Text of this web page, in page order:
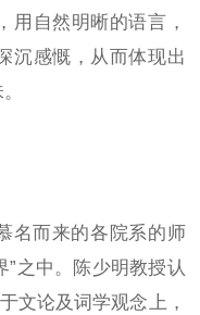
用自然明晰的语言，
沉感慨，从而体现出
名而来的各院系的师
”之中。陈少明教授认
文论及词学观念上，